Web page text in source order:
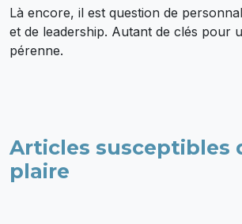
Là encore, il est question de
et de leadership. Autant de clés pour
pérenne.
Articles susceptibles
plaire